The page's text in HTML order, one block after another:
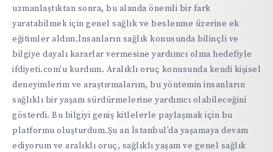
uzmanlaştıktan sonra, bu alanda önemli bir fark
yaratabilmek için genel sağlık ve beslenme üzerine ek
eğitimler aldım.İnsanların sağlık konusunda bilinçli ve
bilgiye dayalı kararlar vermesine yardımcı olma hedefiyle
ifdiyeti.com'u kurdum. Aralıklı oruç konusunda kendi kişisel
deneyimlerim ve araştırmalarım, bu yöntemin insanların
sağlıklı bir yaşam sürdürmelerine yardımcı olabileceğini
gösterdi. Bu bilgiyi geniş kitlelerle paylaşmak için bu
platformu oluşturdum.Şu an İstanbul'da yaşamaya devam
ediyorum ve aralıklı oruç, sağlıklı yaşam ve genel sağlık